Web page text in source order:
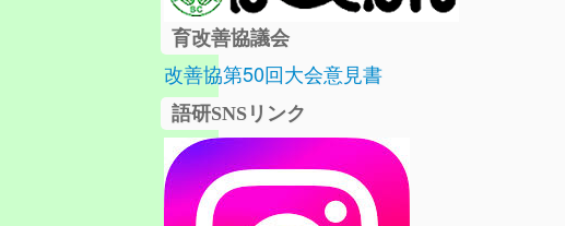
育改善協議会
改善協第50回大会意見書
語研SNSリンク